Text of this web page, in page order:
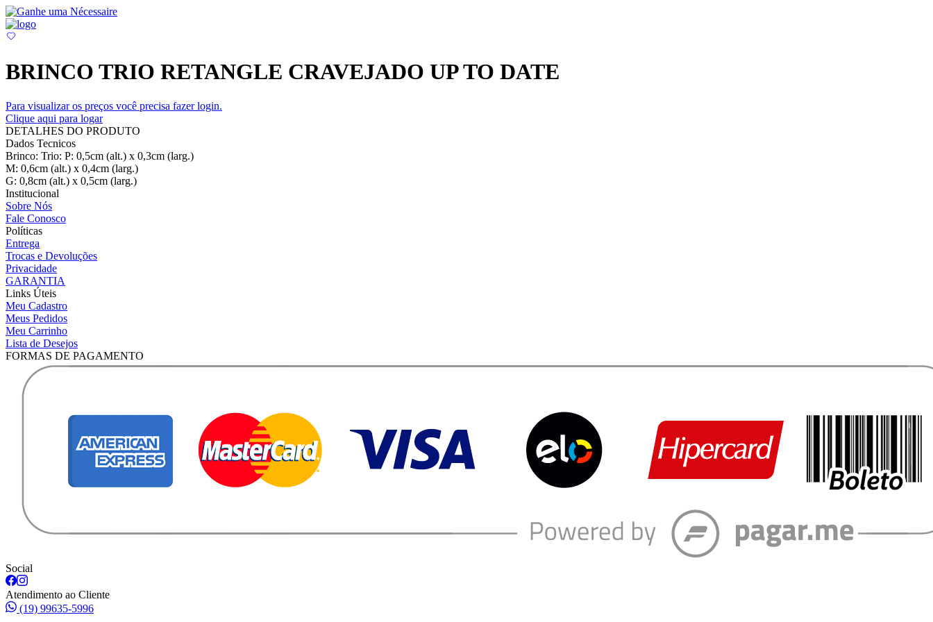
BRINCO TRIO RETANGLE CRAVEJADO UP TO DATE
Para visualizar os preços você precisa fazer login.
Clique aqui para logar
DETALHES DO PRODUTO
Dados Tecnicos
Brinco: Trio: P: 0,5cm (alt.) x 0,3cm (larg.)
M: 0,6cm (alt.) x 0,4cm (larg.)
G: 0,8cm (alt.) x 0,5cm (larg.)
Institucional
Sobre Nós
Fale Conosco
Políticas
Entrega
Trocas e Devoluções
Privacidade
GARANTIA
Links Úteis
Meu Cadastro
Meus Pedidos
Meu Carrinho
Lista de Desejos
FORMAS DE PAGAMENTO
Social
Atendimento ao Cliente
(19) 99635-5996